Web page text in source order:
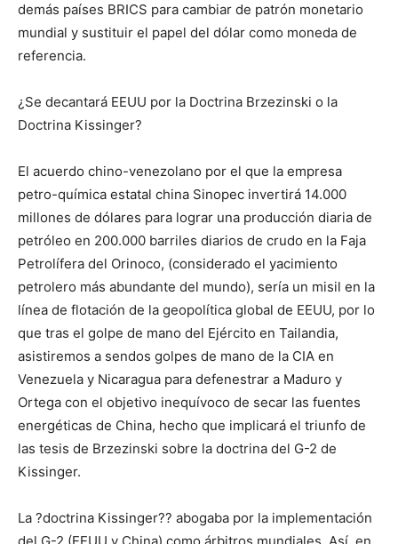
demás países BRICS para cambiar de patrón monetario
mundial y sustituir el papel del dólar como moneda de
referencia.
¿Se decantará EEUU por la Doctrina Brzezinski o la
Doctrina Kissinger?
El acuerdo chino-venezolano por el que la empresa
petro-química estatal china Sinopec invertirá 14.000
millones de dólares para lograr una producción diaria de
petróleo en 200.000 barriles diarios de crudo en la Faja
Petrolífera del Orinoco, (considerado el yacimiento
petrolero más abundante del mundo), sería un misil en la
línea de flotación de la geopolítica global de EEUU, por lo
que tras el golpe de mano del Ejército en Tailandia,
asistiremos a sendos golpes de mano de la CIA en
Venezuela y Nicaragua para defenestrar a Maduro y
Ortega con el objetivo inequívoco de secar las fuentes
energéticas de China, hecho que implicará el triunfo de
las tesis de Brzezinski sobre la doctrina del G-2 de
Kissinger.
La ?doctrina Kissinger?? abogaba por la implementación